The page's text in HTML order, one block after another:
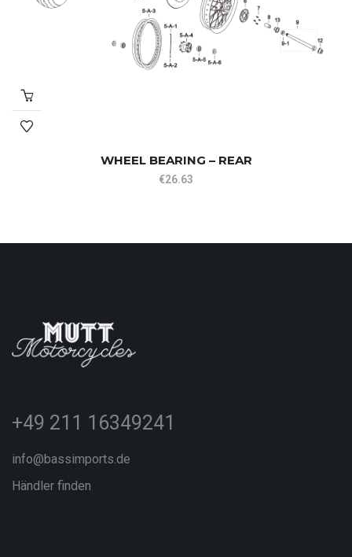
WHEEL BEARING – REAR
€26.63
+49 211 16349241
info@bassimports.de
Händler finden